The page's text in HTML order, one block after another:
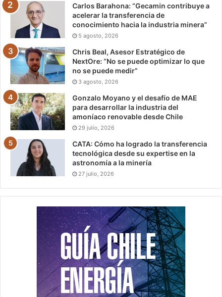
Carlos Barahona: “Gecamin contribuye a
acelerar la transferencia de
conocimiento hacia la industria minera”
5 agosto, 2026
Chris Beal, Asesor Estratégico de
NextOre: “No se puede optimizar lo que
no se puede medir”
3 agosto, 2026
Gonzalo Moyano y el desafío de MAE
para desarrollar la industria del
amoníaco renovable desde Chile
29 julio, 2026
CATA: Cómo ha logrado la transferencia
tecnológica desde su expertise en la
astronomía a la minería
27 julio, 2026